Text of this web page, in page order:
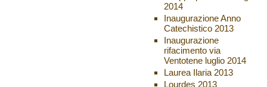
2014
Inaugurazione Anno
Catechistico 2013
Inaugurazione
rifacimento via
Ventotene luglio 2014
Laurea Ilaria 2013
Lourdes 2013